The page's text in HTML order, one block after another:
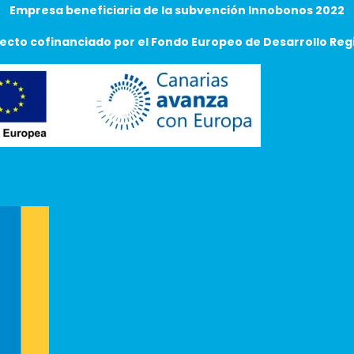
Empresa beneficiaria de la subvención Innobonos 2022
cofinanciado por el Fondo Europeo de Desarrollo